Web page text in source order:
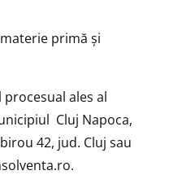
primă și
procesual ales al
Cluj Napoca,
42, jud. Cluj sau